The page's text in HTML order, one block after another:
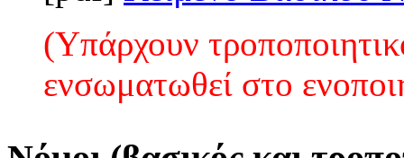
(Υπάρχουν
ενσωματωθεί στο